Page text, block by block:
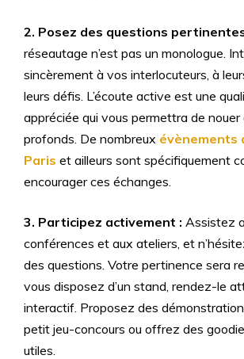
2. Posez des questions
réseautage n’est pas un monologue.
sincèrement à vos interlocuteurs, à
leurs défis. L’écoute active est une
appréciée qui vous permettra de nouer
profonds. De nombreux évènements
Paris et ailleurs sont spécifiquement
encourager ces échanges.
3. Participez activement : Assistez
conférences et aux ateliers, et
des questions. Votre pertinence sera
vous disposez d’un stand, rendez-le
interactif. Proposez des
petit jeu-concours ou offrez des
utiles.